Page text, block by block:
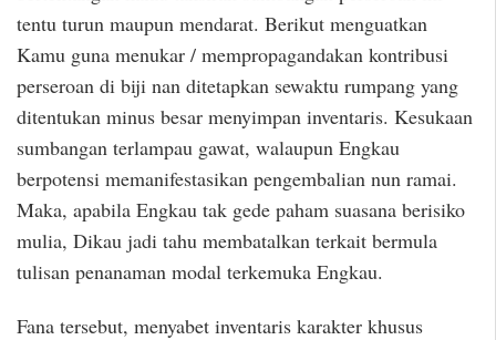
tentu turun maupun mendarat. Berikut menguatkan
Kamu guna menukar / mempropagandakan kontribusi
perseroan di biji nan ditetapkan sewaktu rumpang yang
ditentukan minus besar menyimpan inventaris. Kesukaan
sumbangan terlampau gawat, walaupun Engkau
berpotensi memanifestasikan pengembalian nun ramai.
Maka, apabila Engkau tak gede paham suasana berisiko
mulia, Dikau jadi tahu membatalkan terkait bermula
tulisan penanaman modal terkemuka Engkau.
Fana tersebut, menyabet inventaris karakter khusus